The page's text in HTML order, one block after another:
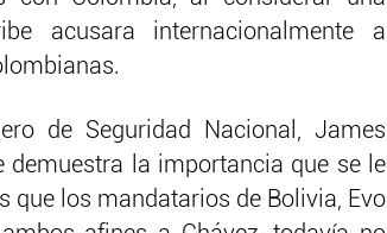
acusara internacionalmente a
de Seguridad Nacional, James
demuestra la importancia que se le
que los mandatarios de Bolivia, Evo